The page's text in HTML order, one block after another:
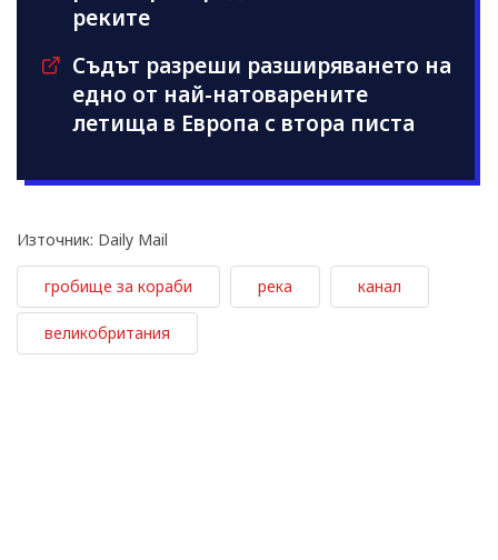
реките
Съдът разреши разширяването на
едно от най-натоварените
летища в Европа с втора писта
Източник: Daily Mail
гробище за кораби река канал
великобритания